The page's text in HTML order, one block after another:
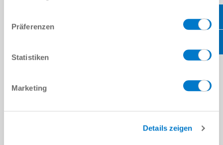
Präferenzen
Statistiken
Marketing
Details zeigen
plus élevés. Notre réseau logistique international vous garantit